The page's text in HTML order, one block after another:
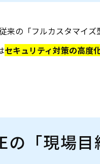
来の「フルカスタマイ
セキュリティ対策の高度
の「現場目